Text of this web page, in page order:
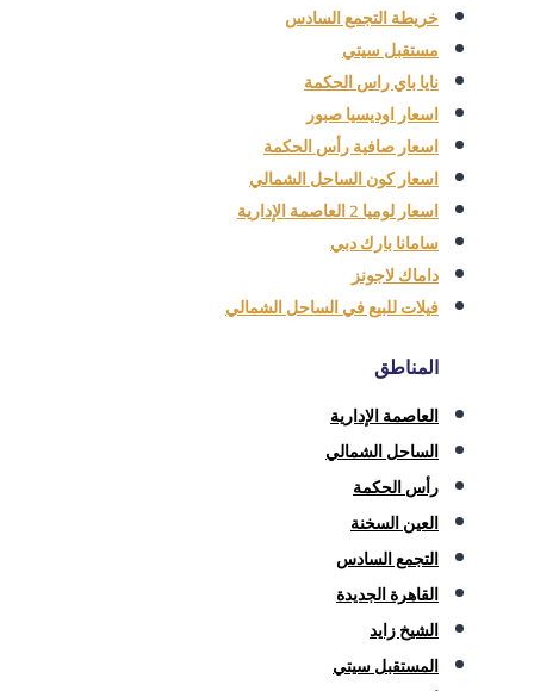
خريطة التجمع السادس
مستقبل سيتي
نايا باي راس الحكمة
اسعار اوديسيا صبور
اسعار صافية رأس الحكمة
اسعار كون الساحل الشمالي
اسعار لوميا 2 العاصمة الإدارية
سامانا بارك دبي
داماك لاجونز
فيلات للبيع في الساحل الشمالي
المناطق
العاصمة الإدارية
الساحل الشمالي
رأس الحكمة
العين السخنة
التجمع السادس
القاهرة الجديدة
الشيخ زايد
المستقبل سيتي